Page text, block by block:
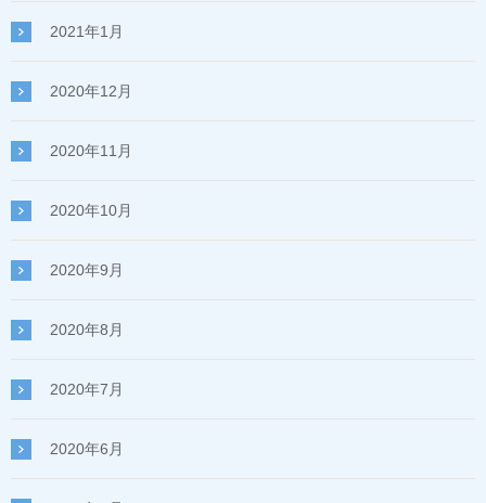
2021年1月
2020年12月
2020年11月
2020年10月
2020年9月
2020年8月
2020年7月
2020年6月